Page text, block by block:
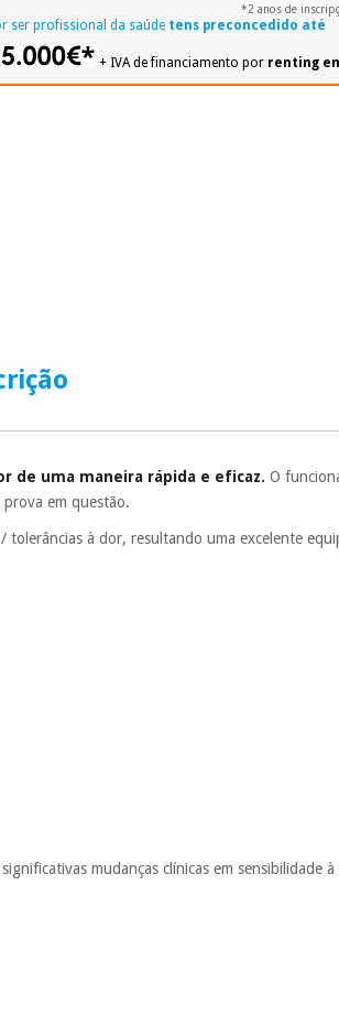
*2 anos de
ser profissional da saúde tens preconcedido até
+ IVA de financiamento por renting
de uma maneira rápida e eficaz. O
em questão.
à dor, resultando uma excelente
mudanças clínicas em sensibilidade à